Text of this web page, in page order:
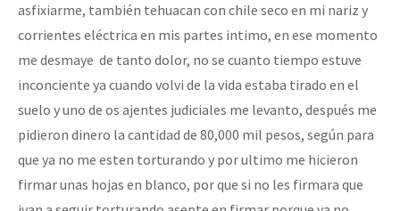
asfixiarme, también tehuacan con chile seco en mi nariz y
corrientes eléctrica en mis partes intimo, en ese momento
me desmaye de tanto dolor, no se cuanto tiempo estuve
inconciente ya cuando volvi de la vida estaba tirado en el
suelo y uno de os ajentes judiciales me levanto, después me
pidieron dinero la cantidad de 80,000 mil pesos, según para
que ya no me esten torturando y por ultimo me hicieron
firmar unas hojas en blanco, por que si no les firmara que